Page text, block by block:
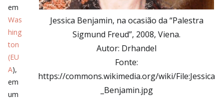
Jessica Benjamin, na ocasião da “Palestra
Sigmund Freud”, 2008, Viena.
Autor: Drhandel
Fonte:
https://commons.wikimedia.org/wiki/File:Jessica
_Benjamin.jpg
em
Was
hing
ton
(EU
A),
em
um